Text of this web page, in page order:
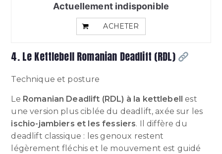
Actuellement indisponible
ACHETER
4. Le Kettlebell Romanian Deadlift (RDL)
Technique et posture
Le Romanian Deadlift (RDL) à la kettlebell
est
une version plus ciblée du deadlift, axée sur les
ischio-jambiers et les fessiers. Il diffère du
deadlift classique : les genoux restent
légèrement fléchis et le mouvement est guidé